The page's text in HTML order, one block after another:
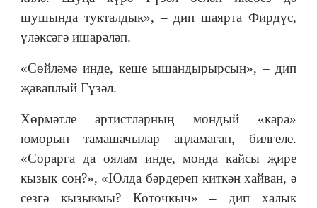
шушында тукталдык», – дип шаярта Фирдүс,
үләксәгә ишарәләп.
«Сөйләмә инде, кеше ышандырырсың», – дип
җаваплый Гүзәл.
Хөрмәтле артистларның мондый «кара»
юморын тамашачылар аңламаган, билгеле.
«Сорарга да оялам инде, монда кайсы җире
кызык соң?», «Юлда бәрдереп киткән хайван, ә
сезгә кызыкмы? Коточкыч» – дип халык